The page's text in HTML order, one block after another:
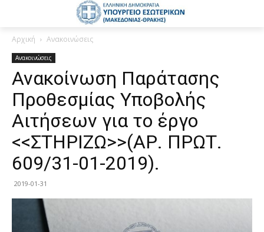
Αρχική Ανακοινώσεις
Ανακοινώσεις
Ανακοίνωση Παράτασης
Προθεσμίας Υποβολής
Αιτήσεων για το έργο
<<ΣΤΗΡΙΖΩ>>(ΑΡ. ΠΡΩΤ.
609/31-01-2019).
2019-01-31